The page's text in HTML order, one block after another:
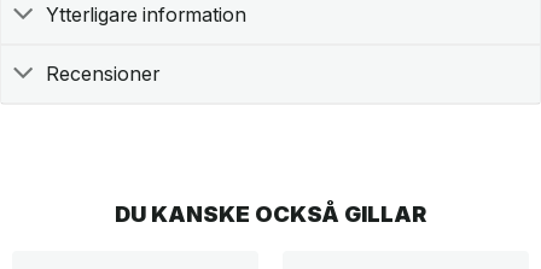
Ytterligare information
Recensioner
DU KANSKE OCKSÅ GILLAR